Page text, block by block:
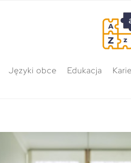
Języki obce Edukacja